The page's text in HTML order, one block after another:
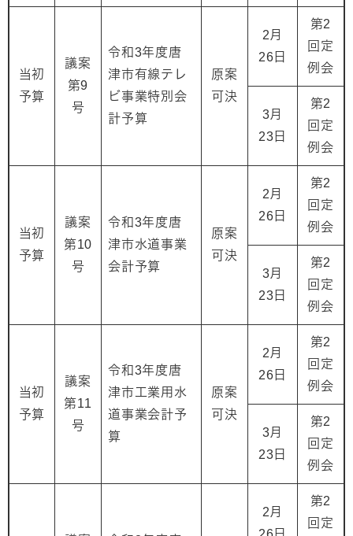
当初
予算
議案
第9
号
令和3年度唐
津市有線テレ
ビ事業特別会
計予算
原案
可決
2月
26日
第2
回定
例会
3月
23日
第2
回定
例会
当初
予算
議案
第10
号
令和3年度唐
津市水道事業
会計予算
原案
可決
2月
26日
第2
回定
例会
3月
23日
第2
回定
例会
当初
予算
議案
第11
号
令和3年度唐
津市工業用水
道事業会計予
算
原案
可決
2月
26日
第2
回定
例会
3月
23日
第2
回定
例会
2月
第2
回定